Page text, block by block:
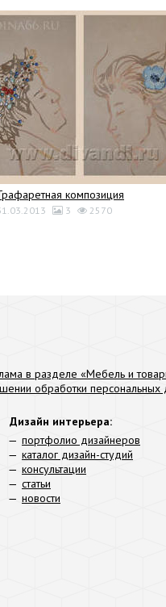
композиция
3 2570
в разделе «Мебель и
обработки персональных
Дизайн интерьера:
портфолио дизайнеров
каталог дизайн-студий
консультации
статьи
новости